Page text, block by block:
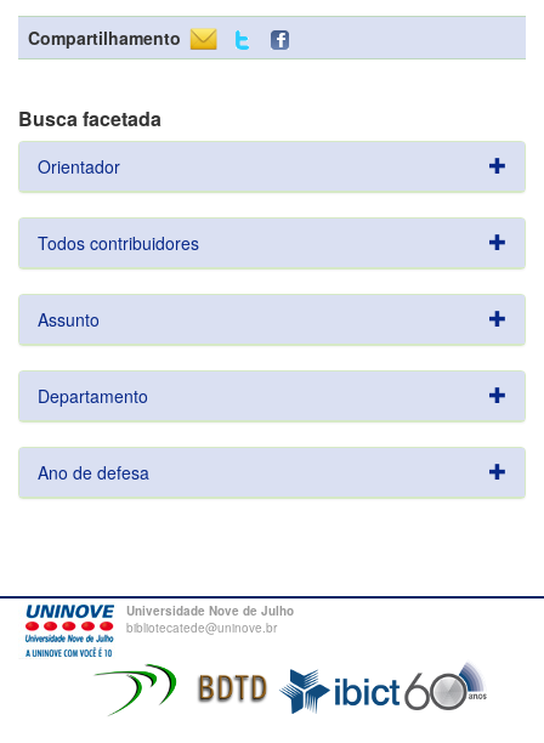
Compartilhamento
Busca facetada
Orientador
Todos contribuidores
Assunto
Departamento
Ano de defesa
Universidade Nove de Julho
bibliotecatede@uninove.br